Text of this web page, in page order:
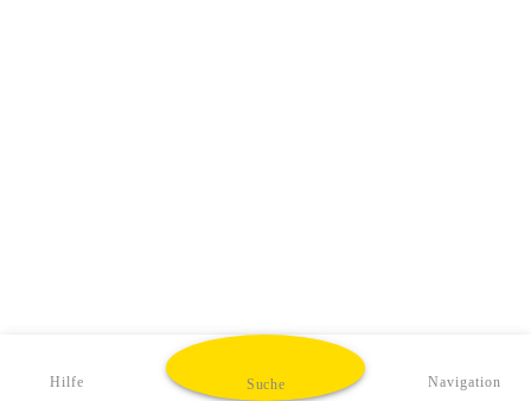
Hilfe Suche Navigation